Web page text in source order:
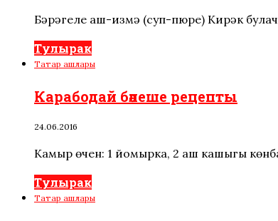
Бәрәңгеле аш-измә (суп-пюре) Кирәк
Тулырак
Татар ашлары
Карабодай бәлеше рецепты
24.06.2016
Камыр өчен: 1 йомырка, 2 аш кашыгы
Тулырак
Татар ашлары